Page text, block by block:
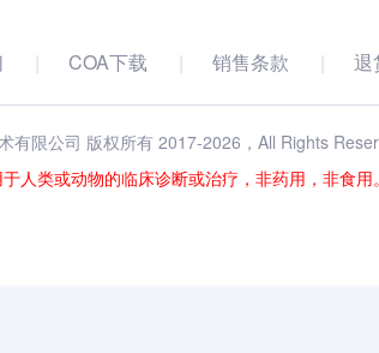
COA下载 销售条款 退
有限公司 版权所有 2017-2026 ，All Rights
人类或动物的临床诊断或治疗，非药用，非食用。